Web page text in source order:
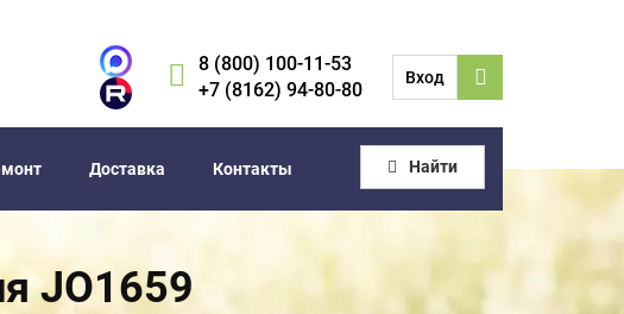
8 (800) 100-11-53
+7 (8162) 94-80-80
Вход
Доставка Контакты Найти
JO1659